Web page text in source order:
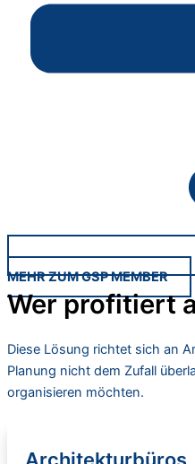
MEHR ZUM GSP MEMBER
Wer profitiert
Diese Lösung richtet sich an
Planung nicht dem Zufall
organisieren möchten.
Architekturbüros